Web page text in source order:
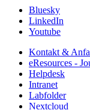
Bluesky
LinkedIn
Youtube
Kontakt &
eResources -
Helpdesk
Intranet
Labfolder
Nextcloud